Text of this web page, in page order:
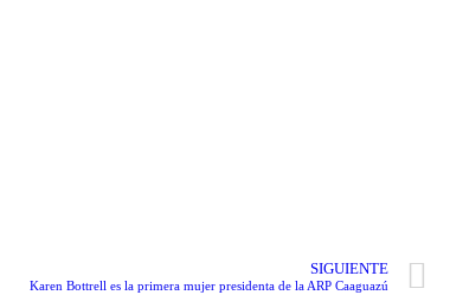
SIGUIENTE
Karen Bottrell es la primera mujer presidenta de la ARP Caaguazú